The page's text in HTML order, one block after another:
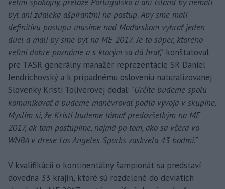
byť ani zďaleka ašpirantmi na postup. Aby sme mali
definitívu postupu musíme nad Maďarskom vyhrať jeden
duel a mali by sme byť na ME 2017. Je to súper, ktorého
veľmi dobre poznáme a s ktorým sa dá hrať," konštatoval
pre TASR generálny manažér reprezentácie SR Daniel
Jendrichovský a k prípadnému osloveniu naturalizovanej
Slovenky Kristi Toliverovej dodal: "Určite budeme spolu
komunikovať a budeme manévrovať podľa vývoja v skupine.
Myslím si, že Kristi budeme lámať predovšetkým na ME
2017, ak tam postúpime, najmä po tom, ako sa včera vo
WNBA v drese Los Angeles Sparks zaskvela 43 bodmi."
V kvalifikácii o kontinentálny šampionát sa predstaví
dovedna 33 krajín, ktoré sú rozdelené do deviatich